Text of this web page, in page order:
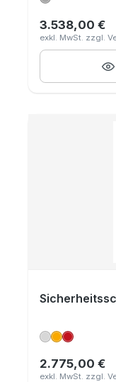
Regulärer
3.538,00 €
Regulärer
2.775,00 €